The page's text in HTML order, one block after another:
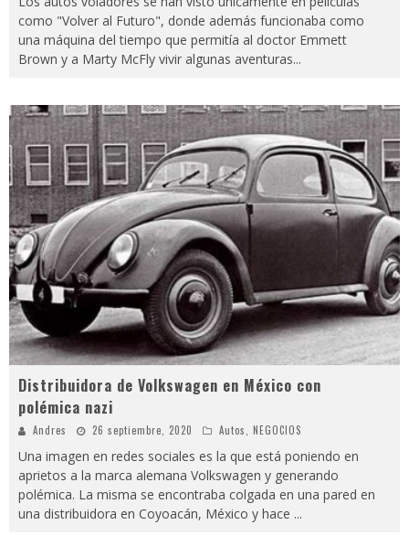
como "Volver al Futuro", donde además funcionaba como
una máquina del tiempo que permitía al doctor Emmett
Brown y a Marty McFly vivir algunas aventuras...
Distribuidora de Volkswagen en México con
polémica nazi
Andres 26 septiembre, 2020 Autos, NEGOCIOS
Una imagen en redes sociales es la que está poniendo en
aprietos a la marca alemana Volkswagen y generando
polémica. La misma se encontraba colgada en una pared en
una distribuidora en Coyoacán, México y hace ...